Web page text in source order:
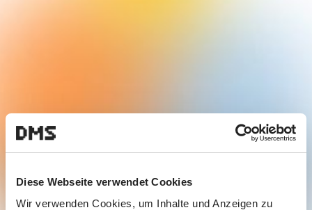
Diese Webseite verwendet Cookies
Wir verwenden Cookies, um Inhalte und Anzeigen zu